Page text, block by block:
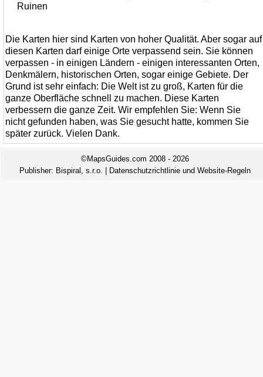
Ruinen
Die Karten hier sind Karten von hoher Qualität. Aber sogar auf
diesen Karten darf einige Orte verpassend sein. Sie können
verpassen - in einigen Ländern - einigen interessanten Orten,
Denkmälern, historischen Orten, sogar einige Gebiete. Der
Grund ist sehr einfach: Die Welt ist zu groß, Karten für die
ganze Oberfläche schnell zu machen. Diese Karten
verbessern die ganze Zeit. Wir empfehlen Sie: Wenn Sie
nicht gefunden haben, was Sie gesucht hatte, kommen Sie
später zurück. Vielen Dank.
©MapsGuides.com 2008 - 2026
Publisher: Bispiral, s.r.o. Datenschutzrichtlinie und Website-Regeln